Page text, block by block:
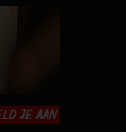
JE AAN